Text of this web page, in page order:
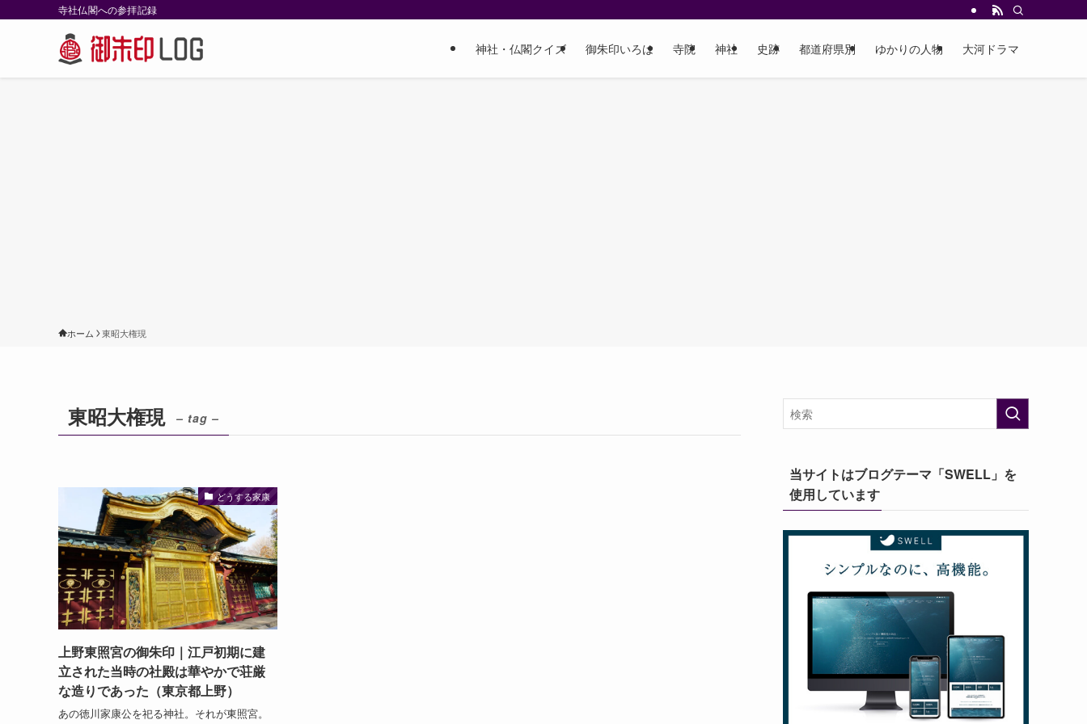
寺社仏閣への参拝記録
神社・仏閣クイズ 御朱印いろは 寺院 神社 史跡 都道府県別 ゆかりの人物 大河ドラマ
ホーム 東昭大権現
東昭大権現 – tag –
どうする家康
上野東照宮の御朱印｜江戸初期に建
立された当時の社殿は華やかで荘厳
な造りであった（東京都上野）
あの徳川家康公を祀る神社。それが東照宮。
当サイトはブログテーマ「SWELL」を
使用しています